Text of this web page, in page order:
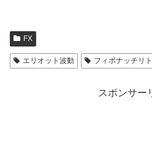
FX
エリオット波動 フィボナッチリ
スポンサー